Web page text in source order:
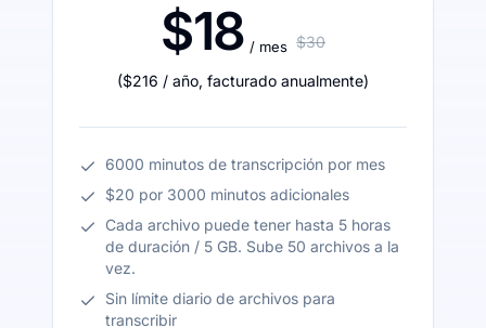
$18 / mes $30
($216 / año, facturado anualmente)
6000 minutos de transcripción por mes
$20 por 3000 minutos adicionales
Cada archivo puede tener hasta 5 horas
de duración / 5 GB. Sube 50 archivos a la
vez.
Sin límite diario de archivos para
transcribir